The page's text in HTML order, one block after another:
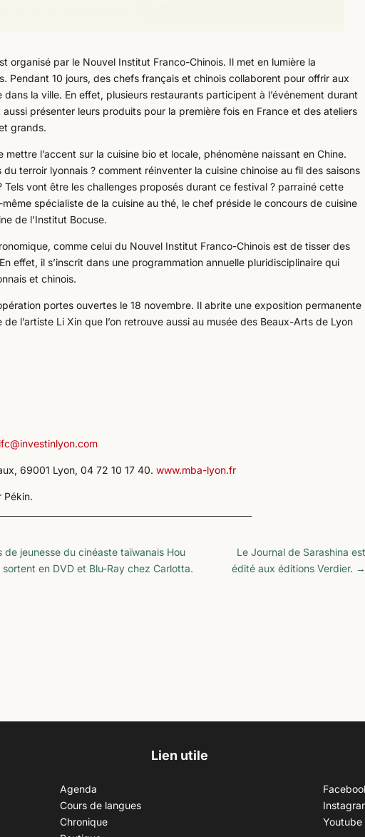
organisé par le Nouvel Institut Franco-Chinois. Il met en lumière la
Pendant 10 jours, des chefs français et chinois collaborent pour offrir aux
la ville. En effet, plusieurs restaurants participent à l’événement durant
présenter leurs produits pour la première fois en France et des ateliers
grands.
l’accent sur la cuisine bio et locale, phénomène naissant en Chine.
terroir lyonnais ? comment réinventer la cuisine chinoise au fil des saisons
Tels vont être les challenges proposés durant ce festival ? parrainé cette
spécialiste de la cuisine au thé, le chef préside le concours de cuisine
de l’Institut Bocuse.
comme celui du Nouvel Institut Franco-Chinois est de tisser des
effet, il s’inscrit dans une programmation annuelle pluridisciplinaire qui
et chinois.
portes ouvertes le 18 novembre. Il abrite une exposition permanente
l’artiste Li Xin que l’on retrouve aussi au musée des Beaux-Arts de Lyon
69001 Lyon, 04 72 10 17 40.www.mba-lyon.fr
Pékin.
jeunesse du cinéaste taïwanais Hou
sortent en DVD et Blu-Ray chez Carlotta.
Le Journal de Sarashina est
édité aux éditions Verdier. →
Lien utile
Agenda
Cours de langues
Chronique
Youtube